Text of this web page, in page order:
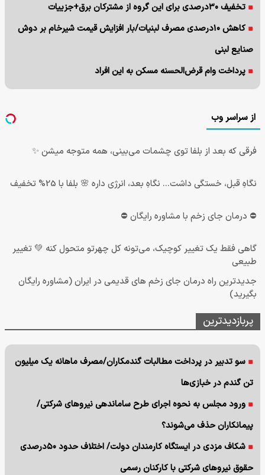
تخفیف ۳۰درصدی برای این گروه از مشترکان برق+جزییات
کاهش ۱۰درصدی مصرف لبنیات/بار افزایش قیمت شیرخام بر دوش
صنایع لبنی
پرداخت وام قرض‌الحسنه مسکن به این افراد
از سراسر وب
فرقی که بعد از بلفا توی چشمات می‌بینی، همه متوجه میشن ✨
نگاهِ قبل، خستگی داشت... نگاهِ بعد، انرژی داره 🌸 بلفا با 25% تخفیف
⛔ درمان جای زخم با مشاوره رایگان ⛔
گاهی فقط یک تغییر کوچیک، می‌تونه کل چهرتو متحول کنه 💚 تغییر
طبیعی
جدیدترین راه درمان جای زخم های قدیمی در ایران (مشاوره رایگان
بگیرید)
پربازدیدترین
سو تدبیر در پرداخت مطالبات گندمکاران/مصرف ماهانه یک میلیون
تن گندم در خبازی‌ها
ورود مجلس به نحوه اجرای طرح ساماندهی نیروهای شرکتی/
پیمانکاران حذف می‌شوند؟
شکاف مزدی در ایستگاه کارمندان دولت/ اختلاف حدود ۵۰درصدی
حقوق نیروهای شرکتی با کارکنان رسمی